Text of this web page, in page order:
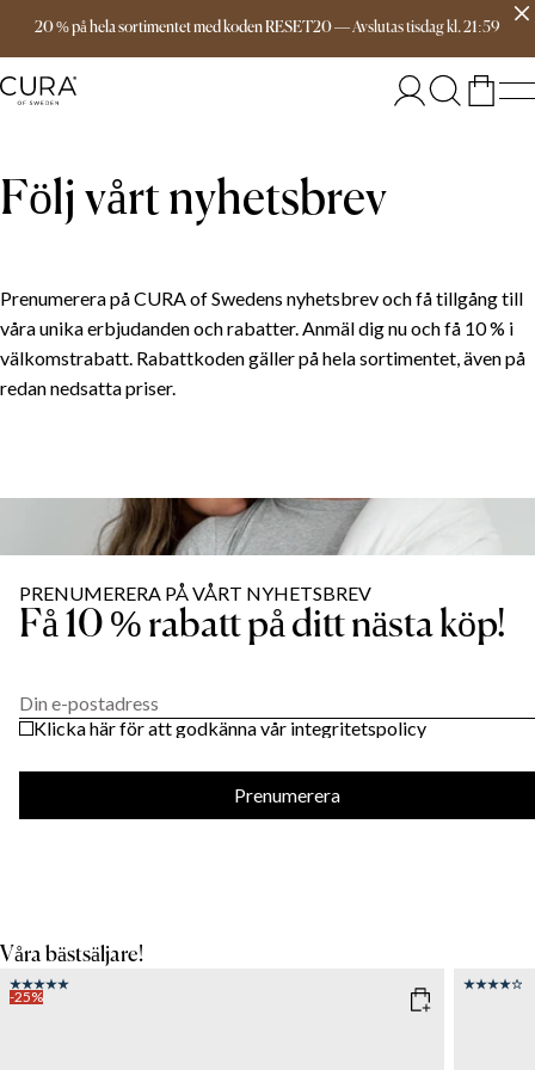
20 % på hela sortimentet med koden RESET20—Avslutastisdagkl.21:59
Fri frakt över 999 kr
Följ vårt nyhetsbrev
Prenumerera på CURA of Swedens nyhetsbrev och få tillgång till
våra unika erbjudanden och rabatter. Anmäl dig nu och få 10 % i
välkomstrabatt. Rabattkoden gäller på hela sortimentet, även på
redan nedsatta priser.
PRENUMERERA PÅ VÅRT NYHETSBREV
Få 10 % rabatt på ditt nästa köp!
Din e-postadress
Klicka här för att godkänna vår integritetspolicy
Prenumerera
Våra bästsäljare!
-25%